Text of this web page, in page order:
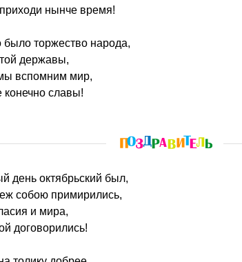
нынче время!
было торжество народа,
державы,
вспомним мир,
славы!
день октябрьский был,
собою примирились,
и мира,
договорились!